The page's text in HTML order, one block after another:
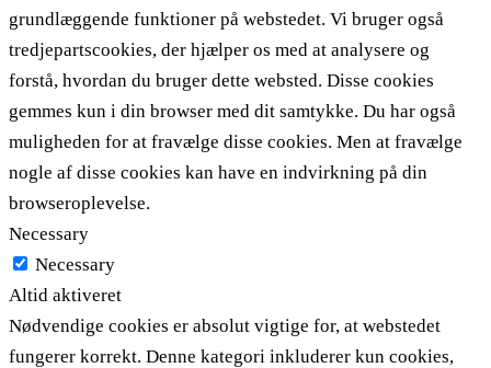
grundlæggende funktioner på webstedet. Vi bruger også
tredjepartscookies, der hjælper os med at analysere og
forstå, hvordan du bruger dette websted. Disse cookies
gemmes kun i din browser med dit samtykke. Du har også
muligheden for at fravælge disse cookies. Men at fravælge
nogle af disse cookies kan have en indvirkning på din
browseroplevelse.
Necessary
Necessary
Altid aktiveret
Nødvendige cookies er absolut vigtige for, at webstedet
fungerer korrekt. Denne kategori inkluderer kun cookies,